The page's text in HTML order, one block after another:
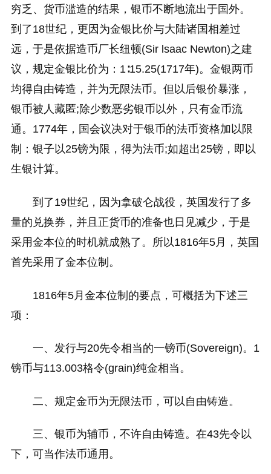
穷乏、货币滥造的结果，银币不断地流出于国外。
到了18世纪，更因为金银比价与大陆诸国相差过
远，于是依据造币厂长纽顿(Sir lsaac Newton)之建
议，规定金银比价为：1∶15.25(1717年)。金银两币
均得自由铸造，并为无限法币。但以后银价暴涨，
银币被人藏匿;除少数恶劣银币以外，只有金币流
通。1774年，国会议决对于银币的法币资格加以限
制：银子以25镑为限，得为法币;如超出25镑，即以
生银计算。
到了19世纪，因为拿破仑战役，英国发行了多
量的兑换券，并且正货币的准备也日见减少，于是
采用金本位的时机就成熟了。所以1816年5月，英国
首先采用了金本位制。
1816年5月金本位制的要点，可概括为下述三
项：
一、发行与20先令相当的一镑币(Sovereign)。1
镑币与113.003格令(grain)纯金相当。
二、规定金币为无限法币，可以自由铸造。
三、银币为辅币，不许自由铸造。在43先令以
下，可当作法币通用。